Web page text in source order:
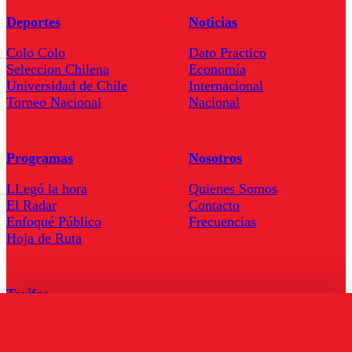
Deportes
Colo Colo
Seleccion Chilena
Universidad de Chile
Torneo Nacional
Noticias
Dato Practico
Economía
Internacional
Nacional
Programas
LLegó la hora
El Radar
Enfoqué Público
Hoja de Ruta
Nosotros
Quienes Somos
Contacto
Frecuencias
Tarifas